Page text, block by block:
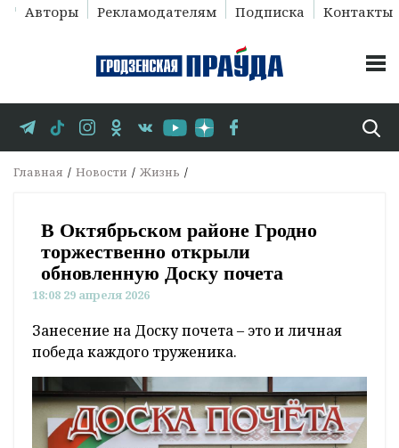
Авторы Рекламодателям Подписка Контакты
Главная Новости Жизнь
В Октябрьском районе Гродно
торжественно открыли
обновленную Доску почета
18:08 29 апреля 2026
Занесение на Доску почета – это и личная
победа каждого труженика.